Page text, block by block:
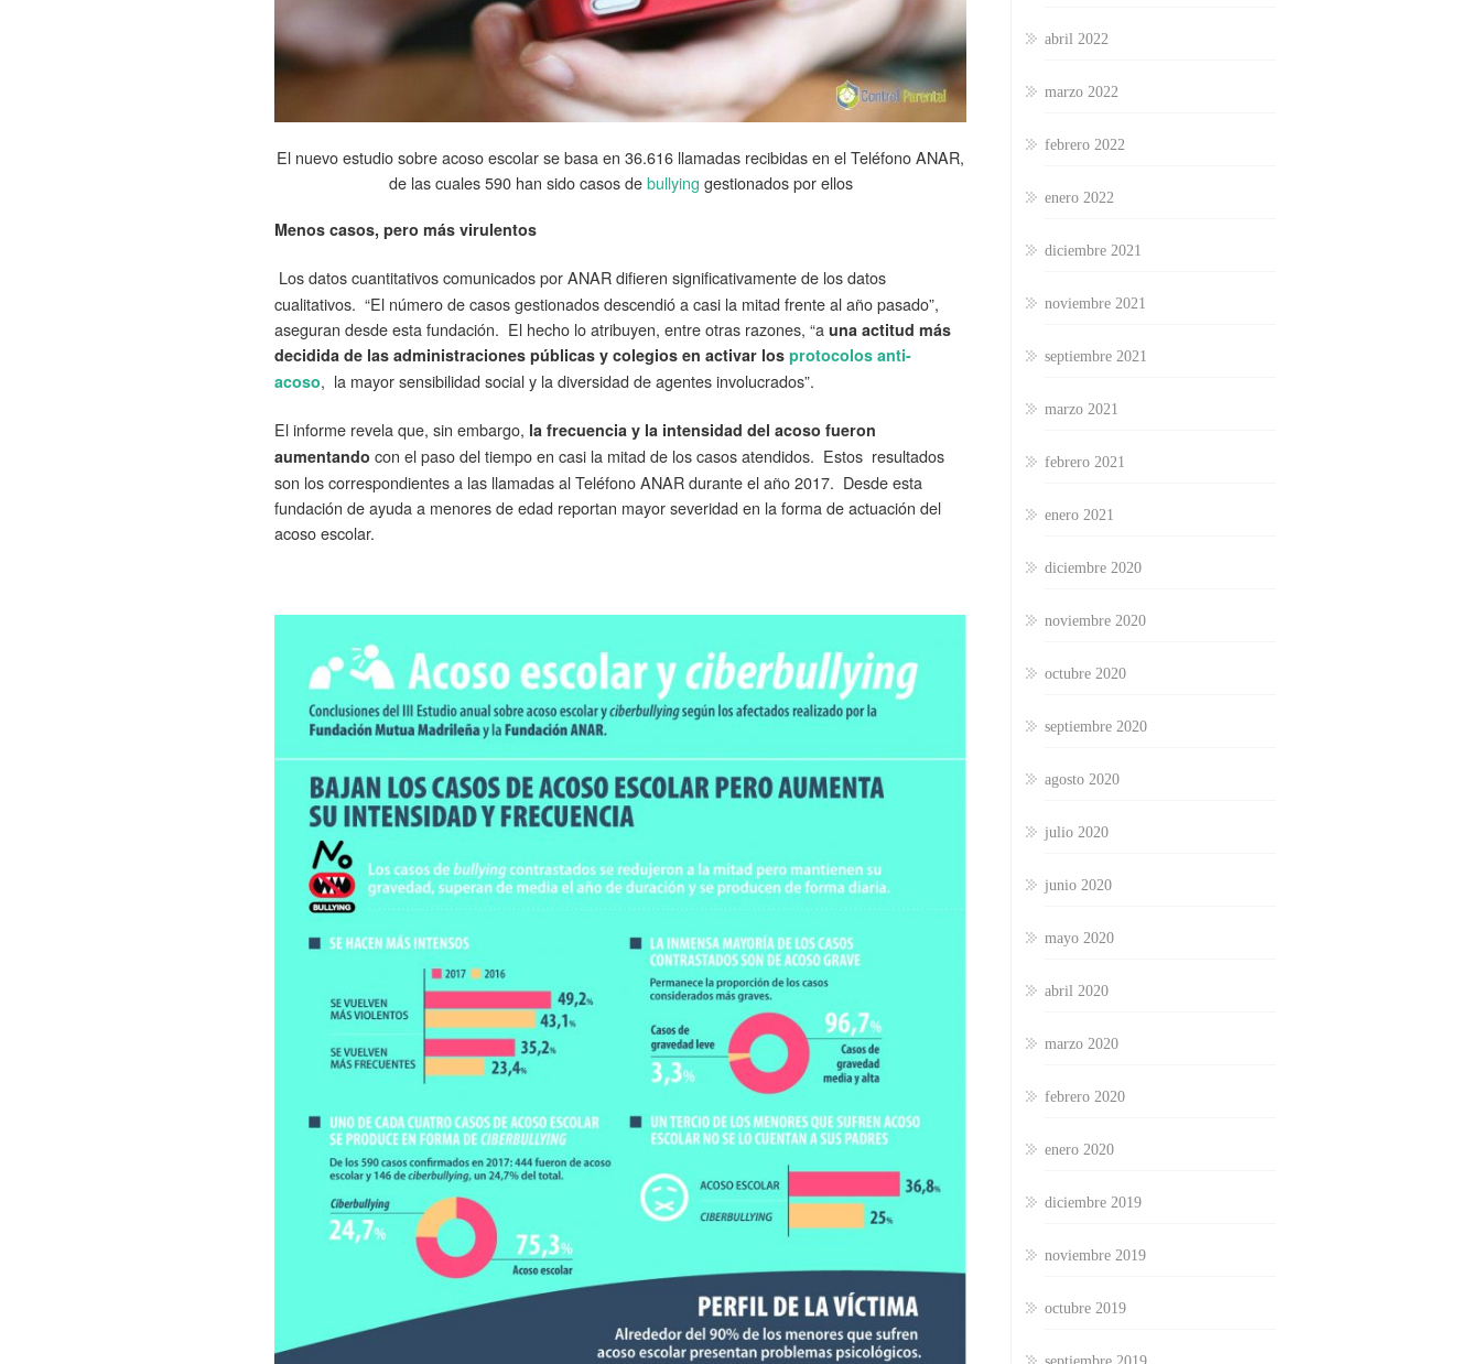
El nuevo estudio sobre acoso escolar se basa en 36.616 llamadas recibidas en el Teléfono ANAR,
de las cuales 590 han sido casos debullying gestionados por ellos
Menos casos, pero más virulentos
Los datos cuantitativos comunicados por ANAR difieren significativamente de los datos
cualitativos. “El número de casos gestionados descendió a casi la mitad frente al año pasado”,
aseguran desde esta fundación. El hecho lo atribuyen, entre otras razones, “a una actitud más
decidida de las administraciones públicas y colegios en activar los protocolos anti-
acoso, la mayor sensibilidad social y la diversidad de agentes involucrados”.
El informe revela que, sin embargo, la frecuencia y la intensidad del acoso fueron
aumentando con el paso del tiempo en casi la mitad de los casos atendidos. Estos resultados
son los correspondientes a las llamadas al Teléfono ANAR durante el año 2017. Desde esta
fundación de ayuda a menores de edad reportan mayor severidad en la forma de actuación del
acoso escolar.
abril 2022
marzo 2022
febrero 2022
enero 2022
diciembre 2021
noviembre 2021
septiembre 2021
marzo 2021
febrero 2021
enero 2021
diciembre 2020
noviembre 2020
octubre 2020
septiembre 2020
agosto 2020
julio 2020
junio 2020
mayo 2020
abril 2020
marzo 2020
febrero 2020
enero 2020
diciembre 2019
noviembre 2019
octubre 2019
septiembre 2019